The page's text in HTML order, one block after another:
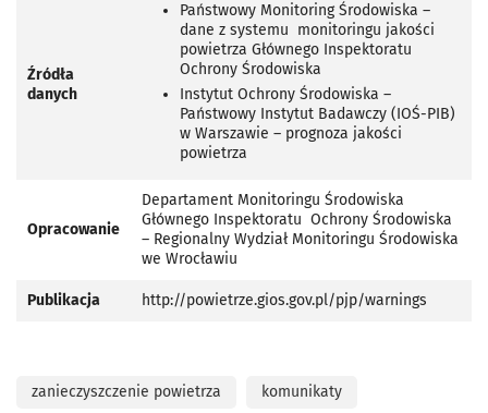
Źródła
danych
Państwowy Monitoring Środowiska –
dane z systemu monitoringu jakości
powietrza Głównego Inspektoratu
Ochrony Środowiska
Instytut Ochrony Środowiska –
Państwowy Instytut Badawczy (IOŚ-PIB)
w Warszawie – prognoza jakości
powietrza
Opracowanie
Departament Monitoringu Środowiska
Głównego Inspektoratu Ochrony Środowiska
– Regionalny Wydział Monitoringu Środowiska
we Wrocławiu
Publikacja http://powietrze.gios.gov.pl/pjp/warnings
zanieczyszczenie powietrza komunikaty